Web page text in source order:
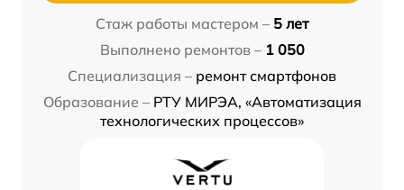
Стаж работы мастером – 5 лет
Выполнено ремонтов – 1 050
Специализация – ремонт смартфонов
Образование – РТУ МИРЭА, «Автоматизация
технологических процессов»